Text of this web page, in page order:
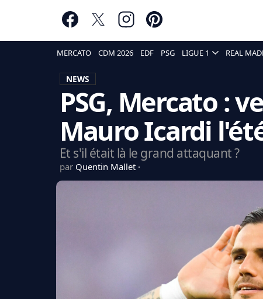
MERCATO CDM 2026 EDF PSG LIGUE 1 REAL
NEWS
PSG, Mercato :
Mauro Icardi
Et s'il était là le grand attaquant ?
par Quentin Mallet